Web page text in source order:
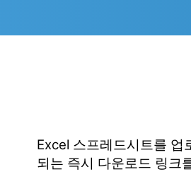
Excel 스프레드시트를
되는 즉시 다운로드 링크